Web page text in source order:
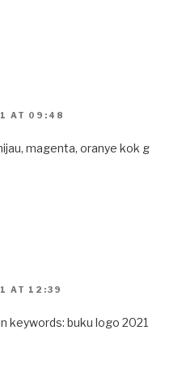
AT 09:48
magenta, oranye kok g
AT 12:39
keywords: buku logo 2021